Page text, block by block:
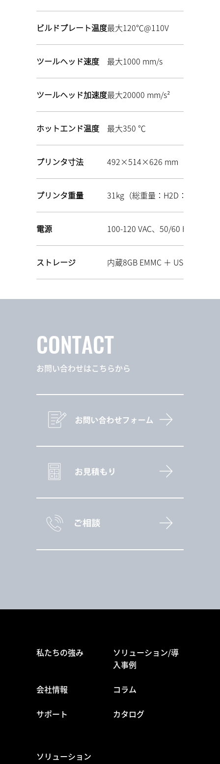
ビルドプレート温度最大120℃@110V
ツールヘッド速度 最大1000 mm/s
ツールヘッド加速度最大20000 mm/s²
ホットエンド温度 最大350 ℃
プリンタ寸法 492×514×626 mm
プリンタ重量 31kg（総重量：H2D：38.5kg
電源 100-120 VAC、50/60 H、
ストレージ 内蔵8GB EMMC ＋ USBポート
CONTACT
お問い合わせはこちらから
私たちの強み
ソリューション/導
入事例
会社情報 コラム
サポート カタログ
ソリューション